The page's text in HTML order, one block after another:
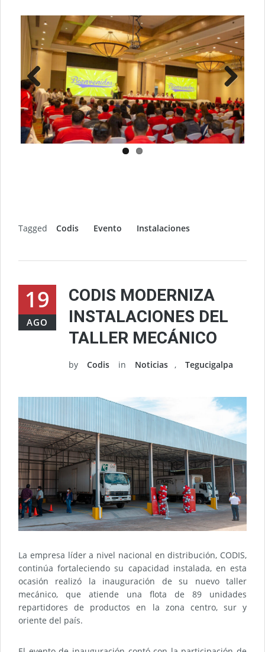
Previ
ous
Next
Tagged Codis Evento Instalaciones
19
AGO
CODIS MODERNIZA
INSTALACIONES DEL
TALLER MECÁNICO
by Codis in Noticias , Tegucigalpa
La empresa líder a nivel nacional en distribución, CODIS,
continúa fortaleciendo su capacidad instalada, en esta
ocasión realizó la inauguración de su nuevo taller
mecánico, que atiende una flota de 89 unidades
repartidores de productos en la zona centro, sur y
oriente del país.